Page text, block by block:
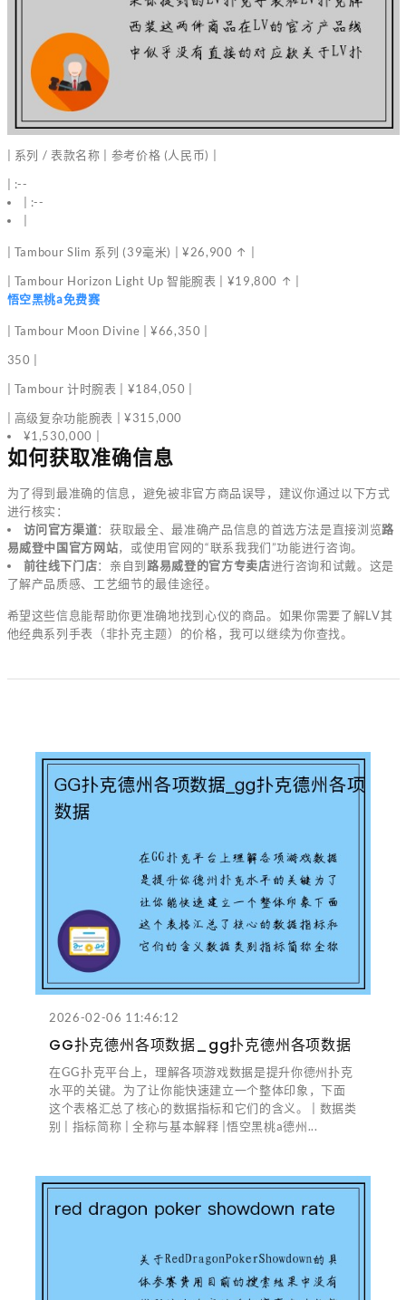
| 系列 / 表款名称 | 参考价格 (人民币) |
| :--
| :--
| Tambour Slim 系列 (39毫米) | ¥26,900 ↑ |
| Tambour Horizon Light Up 智能腕表 | ¥19,800 ↑ |
悟空黑桃a免费赛
| Tambour Moon Divine | ¥66,350 |
350 |
| Tambour 计时腕表 | ¥184,050 |
| 高级复杂功能腕表 | ¥315,000
¥1,530,000 |
如何获取准确信息
为了得到最准确的信息，避免被非官方商品误导，建议你通过以下方式
进行核实：
访问官方渠道：获取最全、最准确产品信息的首选方法是直接浏览路
易威登中国官方网站，或使用官网的“联系我我们”功能进行咨询。
前往线下门店：亲自到路易威登的官方专卖店进行咨询和试戴。这是
了解产品质感、工艺细节的最佳途径。
希望这些信息能帮助你更准确地找到心仪的商品。如果你需要了解LV其
他经典系列手表（非扑克主题）的价格，我可以继续为你查找。
2026-02-06 11:46:12
GG扑克德州各项数据_gg扑克德州各项数据
在GG扑克平台上，理解各项游戏数据是提升你德州扑克
水平的关键。为了让你能快速建立一个整体印象，下面
这个表格汇总了核心的数据指标和它们的含义。 | 数据类
别 | 指标简称 | 全称与基本解释 |悟空黑桃a德州...